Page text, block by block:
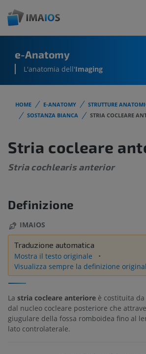
e-Anatomy
L'anatomia dell'Imaging
HOME E-ANATOMY STRUTTURE
SOSTANZA BIANCA
STRIA COCLEARE
Stria cocleare
Stria cochlearis anterior
Definizione
IMAIOS
Traduzione automatica
Mostra il testo originale
Visualizza sempre la definizione
La stria cocleare anteriore è costituita
dal nucleo cocleare posteriore che
giugulare della fossa romboidea fino al
lato controlaterale.